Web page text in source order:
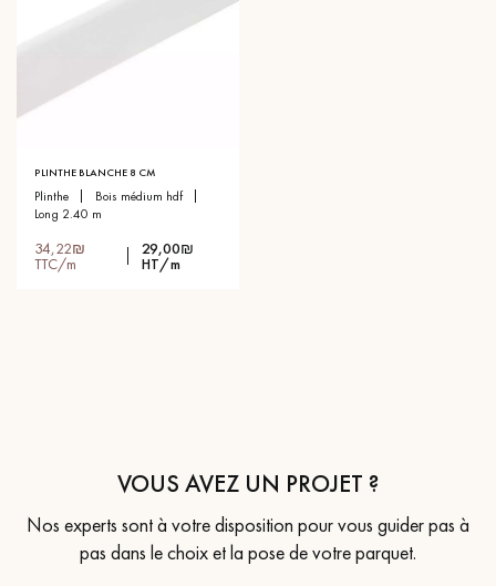
PLINTHE BLANCHE 8 CM
plinthe
bois médium hdf
long 2.40 m
34,22₪
TTC/m
29,00₪
HT/m
VOUS AVEZ UN PROJET ?
Nos experts sont à votre disposition pour vous guider pas à
pas dans le choix et la pose de votre parquet.